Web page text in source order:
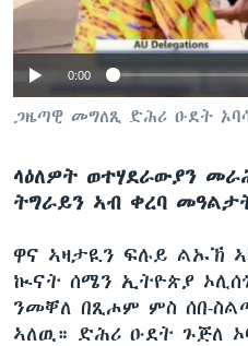
ቂሔ ጽልሚ
ቋንቋታት
0:00
ጋዜጣዊ መግለጺ ድሕሪ ዑደት
ላዕለዎት ወተሃደራውያን
ትግራይን ኣብ ቀረባ
ዋና ኣዛታዪን ፍሉይ ልኡኽ
ኲናት ሰሜን ኢትዮጵያ
ንመቐለ በጺሖም ምስ ሰበ-
ኣለዉ። ድሕሪ ዑደት ጉጅለ